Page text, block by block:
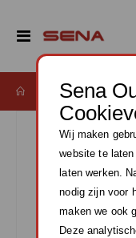
Sena
Wij maken
website te
laten werken.
nodig zijn voor
maken we ook
Deze
Toggle
SENA USB
afbeeldingen-